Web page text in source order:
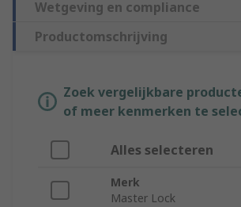
Wetgeving en compliance
Productomschrijving
Zoek vergelijkbare
of meer kenmerken te
Alles selecteren
Merk
Master Lock